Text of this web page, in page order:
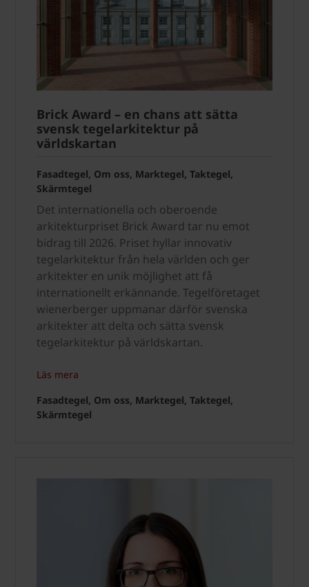
Brick Award – en chans att sätta
svensk tegelarkitektur på
världskartan
Fasadtegel, Om oss, Marktegel, Taktegel,
Skärmtegel
Det internationella och oberoende
arkitekturpriset Brick Award tar nu emot
bidrag till 2026. Priset hyllar innovativ
tegelarkitektur från hela världen och ger
arkitekter en unik möjlighet att få
internationellt erkännande. Tegelföretaget
wienerberger uppmanar därför svenska
arkitekter att delta och sätta svensk
tegelarkitektur på världskartan.
Läs mera
Fasadtegel, Om oss, Marktegel, Taktegel,
Skärmtegel